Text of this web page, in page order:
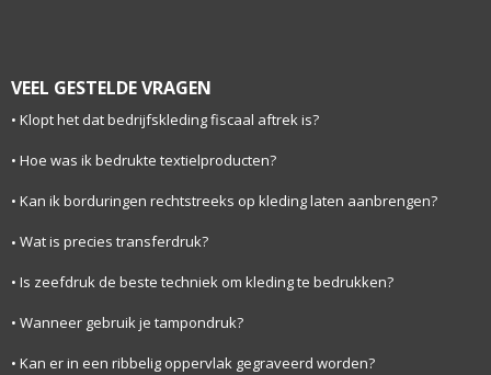
VEEL GESTELDE VRAGEN
Klopt het dat bedrijfskleding fiscaal aftrek is?
Hoe was ik bedrukte textielproducten?
Kan ik borduringen rechtstreeks op kleding laten aanbrengen?
Wat is precies transferdruk?
Is zeefdruk de beste techniek om kleding te bedrukken?
Wanneer gebruik je tampondruk?
Kan er in een ribbelig oppervlak gegraveerd worden?